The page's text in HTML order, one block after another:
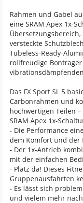
Rahmen und Gabel
eine SRAM Apex 1x-
versteckte
Tubeless-Ready-
rollfreudige
Das FX Sport SL 5
Carbonrahmen und
hochwertigen Teilen
SRAM Apex 1x-
- Die Performance
dem Komfort und der
- Der 1x-Antrieb
mit der einfachen
- Platz da! Dieses
Gruppenausfahrten
- Es lässt sich
und vielem mehr